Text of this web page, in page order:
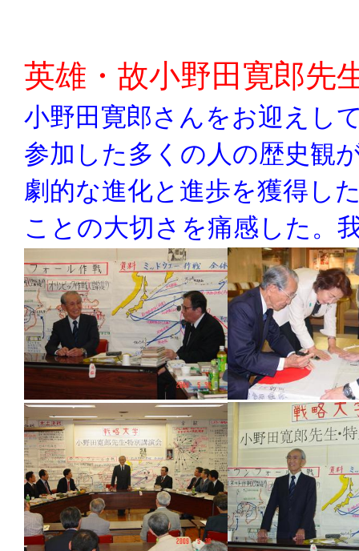
英雄・故小野田寛郎先
小野田寛郎さんをお迎えし
参加した多くの人の歴史観
劇的な進化と進歩を獲得し
ことの大切さを痛感した。